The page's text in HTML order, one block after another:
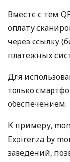
Вместе с тем
оплату
через ссылку
платежных
Для
только
обеспечением.
К примеру,
Expirenza by
заведений,